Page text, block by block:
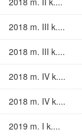
2018 m. III k....
2018 m. III k....
2018 m. IV k....
2018 m. IV k....
2019 m. I k....